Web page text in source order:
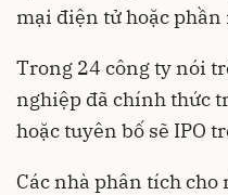
mại điện tử hoặc phần
Trong 24 công ty nói
nghiệp đã chính thức
hoặc tuyên bố sẽ IPO
Các nhà phân tích cho